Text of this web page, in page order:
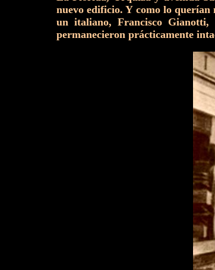
nuevo edificio. Y como lo querían
un italiano, Francisco
permanecieron prácticamente